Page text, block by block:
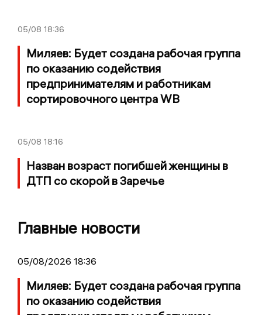
05/08 18:36
Миляев: Будет создана рабочая группа
по оказанию содействия
предпринимателям и работникам
сортировочного центра WB
05/08 18:16
Назван возраст погибшей женщины в
ДТП со скорой в Заречье
Главные новости
05/08/2026 18:36
Миляев: Будет создана рабочая группа
по оказанию содействия